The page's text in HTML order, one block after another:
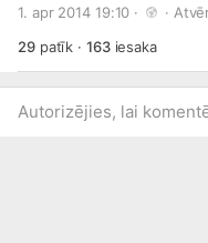
1. apr 2014 19:10 · ·
29patīk · 163iesaka
Autorizējies, lai